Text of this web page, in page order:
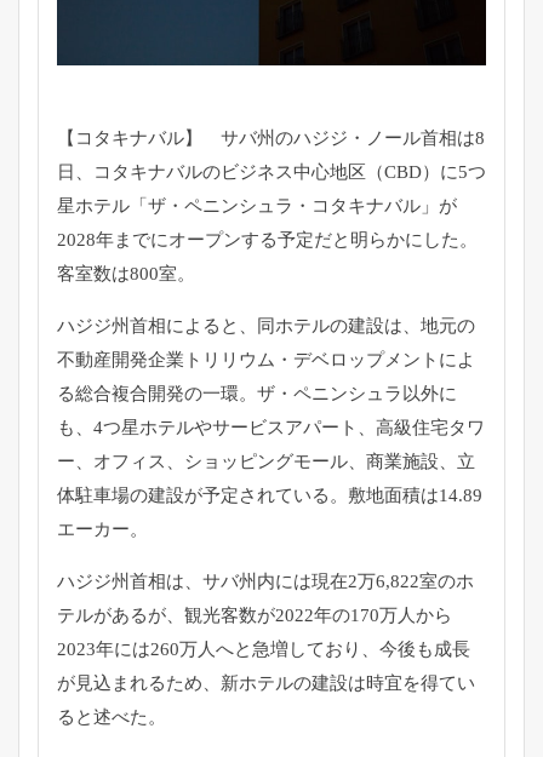
【コタキナバル】 サバ州のハジジ・ノール首相は8
日、コタキナバルのビジネス中心地区（CBD）に5つ
星ホテル「ザ・ペニンシュラ・コタキナバル」が
2028年までにオープンする予定だと明らかにした。
客室数は800室。
ハジジ州首相によると、同ホテルの建設は、地元の
不動産開発企業トリリウム・デベロップメントによ
る総合複合開発の一環。ザ・ペニンシュラ以外に
も、4つ星ホテルやサービスアパート、高級住宅タワ
ー、オフィス、ショッピングモール、商業施設、立
体駐車場の建設が予定されている。敷地面積は14.89
エーカー。
ハジジ州首相は、サバ州内には現在2万6,822室のホ
テルがあるが、観光客数が2022年の170万人から
2023年には260万人へと急増しており、今後も成長
が見込まれるため、新ホテルの建設は時宜を得てい
ると述べた。